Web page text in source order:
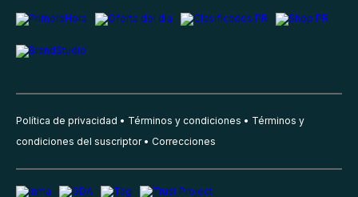
Política de privacidad Términos y condiciones
Términos y
condiciones del suscriptor
Correcciones